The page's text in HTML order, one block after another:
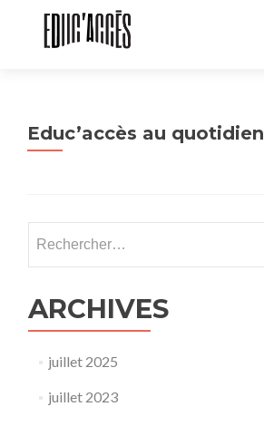
Educ’accès au quotidien
ARCHIVES
juillet 2025
juillet 2023